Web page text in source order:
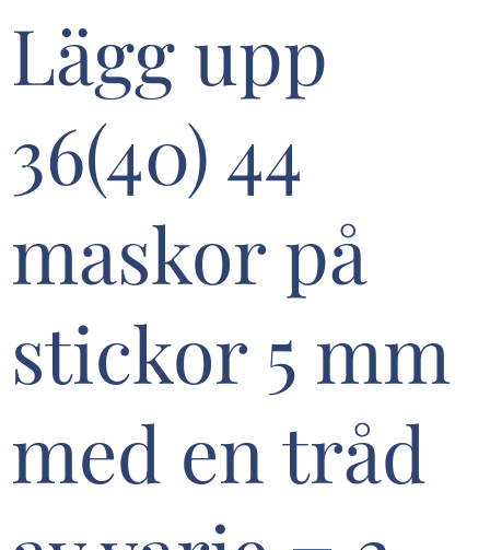
Lägg upp
36(40) 44
maskor på
stickor 5 mm
med en tråd